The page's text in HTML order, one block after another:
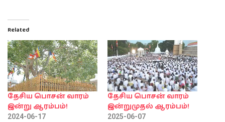
Related
தேசிய பொசன் வாரம்
இன்று ஆரம்பம்!
2024-06-17
தேசிய பொசன் வாரம்
இன்றுமுதல் ஆரம்பம்!
2025-06-07